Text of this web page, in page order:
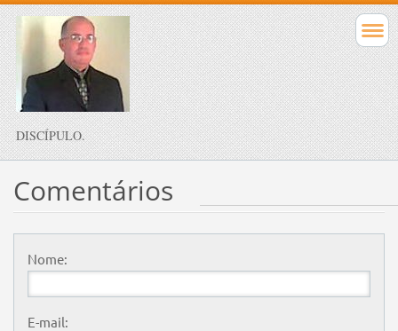
DISCÍPULO.
Comentários
Nome:
E-mail: